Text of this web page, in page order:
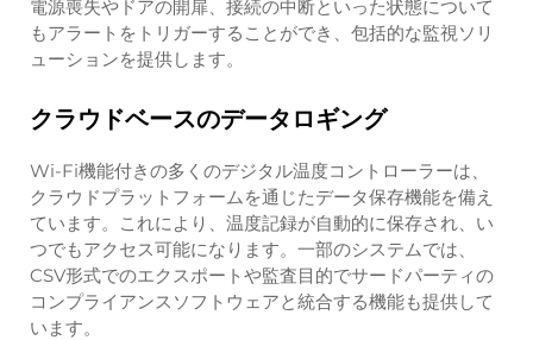
電源喪失やドアの開扉、接続の中断といった状態について
もアラートをトリガーすることができ、包括的な監視ソリ
ューションを提供します。
クラウドベースのデータロギング
Wi-Fi機能付きの多くのデジタル温度コントローラーは、
クラウドプラットフォームを通じたデータ保存機能を備え
ています。これにより、温度記録が自動的に保存され、い
つでもアクセス可能になります。一部のシステムでは、
CSV形式でのエクスポートや監査目的でサードパーティの
コンプライアンスソフトウェアと統合する機能も提供して
います。